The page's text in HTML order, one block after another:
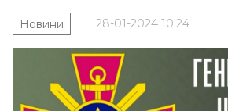
28-01-2024 10:24
Новини